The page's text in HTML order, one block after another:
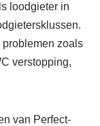
loodgieter in
zoals
verstopping,
van Perfect-